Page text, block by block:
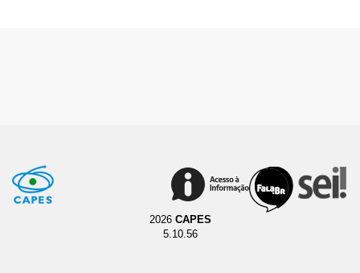
2026 CAPES
5.10.56